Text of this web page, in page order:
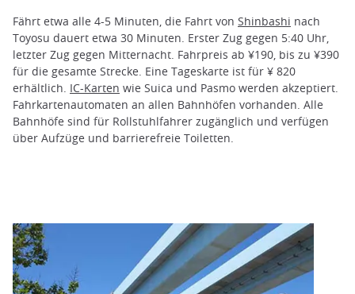
Fährt etwa alle 4-5 Minuten, die Fahrt von Shinbashi nach
Toyosu dauert etwa 30 Minuten. Erster Zug gegen 5:40 Uhr,
letzter Zug gegen Mitternacht. Fahrpreis ab ¥190, bis zu ¥390
für die gesamte Strecke. Eine Tageskarte ist für ¥ 820
erhältlich. IC-Karten wie Suica und Pasmo werden akzeptiert.
Fahrkartenautomaten an allen Bahnhöfen vorhanden. Alle
Bahnhöfe sind für Rollstuhlfahrer zugänglich und verfügen
über Aufzüge und barrierefreie Toiletten.